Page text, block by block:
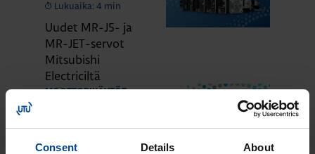
Consent Details About
Lukuaika: 4 min
Uudet MR-J5- ja
MR-JET-servot
Mitsubishi
Electriciltä
MOOTTORIKÄYTÖT
Solcon-Igel